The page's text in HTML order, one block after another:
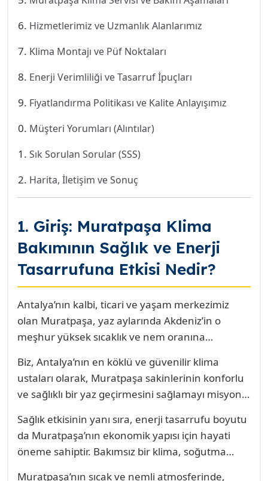
Hizmetlerimiz ve Uzmanlık Alanlarımız
Klima Montajı ve Püf Noktaları
Enerji Verimliliği ve Tasarruf İpuçları
Fiyatlandırma Politikası ve Kalite Anlayışımız
Müşteri Yorumları (Alıntılar)
Sık Sorulan Sorular (SSS)
Harita, İletişim ve Sonuç
1. Giriş: Muratpaşa Klima
Bakımının Sağlık ve Enerji
Tasarrufuna Etkisi Nedir?
Antalya’nın kalbi, ticari ve yaşam merkezimiz
olan Muratpaşa, yaz aylarında Akdeniz’in o
meşhur yüksek sıcaklık ve nem oranına
lüks olmaktan çıkarıp, evlerde, ofislerde ve iş
yerlerinde temel bir zorunluluk haline getirir.
Ancak, bir klima cihazını sadece var olduğu için
kullanmak, özellikle Muratpaşa gibi yoğun
nüfuslu ve deniz etkisine açık bir bölgede, hem
sağlığınız hem de cüzdanınız için ciddi riskler
Biz, Antalya’nın en köklü ve güvenilir klima
ustaları olarak, Muratpaşa sakinlerinin konforlu
ve sağlıklı bir yaz geçirmesini sağlamayı misyon
serinletme kapasitesini değil, aynı zamanda iç
mekân hava kalitesini ve elektrik tüketimini de
doğrudan etkileyen kritik bir süreçtir.
Muratpaşa’da bir klimanın yaz boyu durmadan
Sağlık etkisinin yanı sıra, enerji tasarrufu boyutu
da Muratpaşa’nın ekonomik yapısı için hayati
öneme sahiptir. Bakımsız bir klima, soğutma
Muratpaşa’nın sıcak ve nemli atmosferinde,